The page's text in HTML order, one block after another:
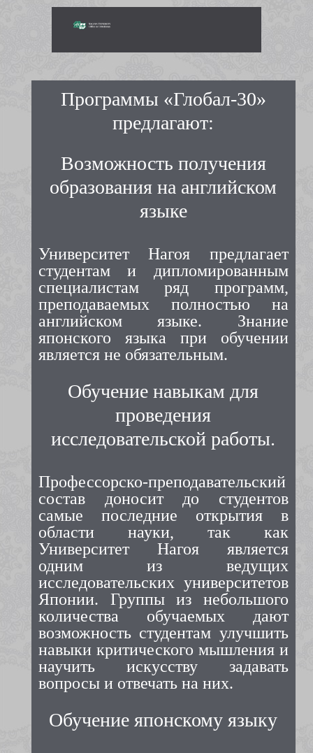
Программы «Глобал-30»
предлагают:
Возможность получения
образования на английском
языке
Университет Нагоя предлагает
студентам и дипломированным
специалистам ряд программ,
преподаваемых полностью на
английском языке. Знание
японского языка при обучении
является не обязательным.
Обучение навыкам для
проведения
исследовательской работы.
Профессорско-преподавательский
состав доносит до студентов
самые последние открытия в
области науки, так как
Университет Нагоя является
одним из ведущих
исследовательских университетов
Японии. Группы из небольшого
количества обучаемых дают
возможность студентам улучшить
навыки критического мышления и
научить искусству задавать
вопросы и отвечать на них.
Обучение японскому языку